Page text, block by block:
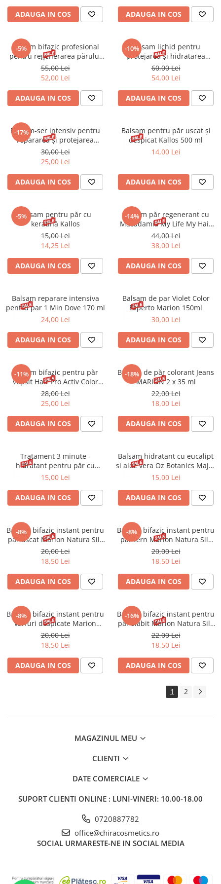
Gel fixare sprancene
Gel/tus sprancene
Vopsea sprancene
Ser sprancene
ADAUGA IN COS ADAUGA IN COS
-5%
Balsam bifazic profesional
pentru regenerarea părului
uscat și deteriorat Stapiz
Sleek Line 300 ml
55,00 Lei
52,00 Lei
ADAUGA IN COS
-10%Balsam lichid pentru
protejarea și hidratarea
părului vopsit Elvive Color
Vive 8 Second Wonder Water
L'Oréal 200 ml
60,00 Lei
54,00 Lei
ADAUGA IN COS
-17%
Balsam-ser intensiv pentru
repararea și protejarea
părului deteriorat Pantene
Pro-V Nutri-plex Miracle
Serum 220 ml
30,00 Lei
25,00 Lei
ADAUGA IN COS
Balsam pentru păr uscat şi
despicat Kallos 500 ml
14,00 Lei
ADAUGA IN COS
-5%
Balsam pentru păr cu
keratină Kallos
15,00 Lei
14,25 Lei
ADAUGA IN COS
-14%
Balsam păr regenerant cu
Macadamia My Life My Hair
Eveline 250 ml
44,00 Lei
38,00 Lei
ADAUGA IN COS
Balsam reparare intensiva
pentru par 1 Min Dove 170 ml
24,00 Lei
ADAUGA IN COS
Balsam de par Violet Color
Esperto Marion 150ml
30,00 Lei
ADAUGA IN COS
-11%
Balsam bifazic pentru păr
vopsit Hair Pro Activ Color
Byphasse 400 ml
28,00 Lei
25,00 Lei
ADAUGA IN COS
-18%
Balsam de păr colorant Jeans
MARION 2 x 35 ml
22,00 Lei
18,00 Lei
ADAUGA IN COS
Tratament 3 minute -
hidratant pentru păr cu
extract de eucalipt Oz Major
15,00 Lei
ADAUGA IN COS
Balsam hidratant cu eucalipt
si aloe vera Oz Botanics Major
Moisture 400 ml
15,00 Lei
ADAUGA IN COS
-8%
Balsam bifazic instant pentru
păr uscat Marion Natura Silk
150 ml
20,00 Lei
18,50 Lei
ADAUGA IN COS
-8%
Balsam bifazic instant pentru
păr tern Marion Natura Silk
150 ml
20,00 Lei
18,50 Lei
ADAUGA IN COS
-8%
Balsam bifazic instant pentru
vârfuri despicate Marion
Natura Silk 150 ml
20,00 Lei
18,50 Lei
ADAUGA IN COS
-16%
Balsam bifazic instant pentru
păr slăbit Marion Natura Silk
150 ml
22,00 Lei
18,50 Lei
ADAUGA IN COS
1 2
MAGAZINUL MEU
CLIENTI
DATE COMERCIALE
SUPORT CLIENTI ONLINE : LUNI-VINERI: 10.00-18.00
0720887782
office@chiracosmetics.ro
SOCIAL URMARESTE-NE IN SOCIAL MEDIA